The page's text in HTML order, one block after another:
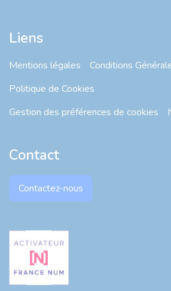
Liens
Mentions légales
Conditions
Politique de Cookies
Gestion des préférences de cookies
Contact
Contactez-nous